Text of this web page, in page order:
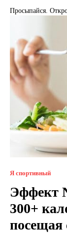
Просыпайся.
Я спортивный
Эффект
300+
посещая